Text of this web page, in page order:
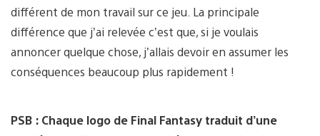
différent de mon travail sur ce jeu. La principale
différence que j’ai relevée c’est que, si je voulais
annoncer quelque chose, j’allais devoir en assumer les
conséquences beaucoup plus rapidement !
PSB : Chaque logo de Final Fantasy traduit d’une